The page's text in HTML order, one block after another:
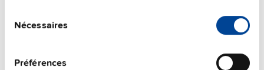
duNécessaires
Préférences
Unités supplémentaires